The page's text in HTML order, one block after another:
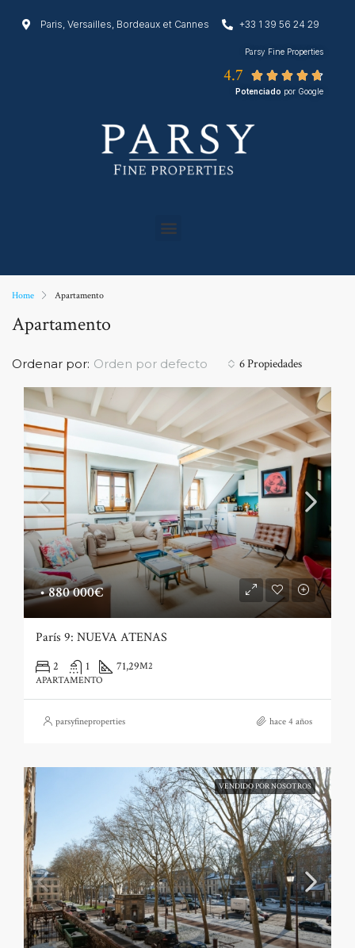
Paris, Versailles, Bordeaux et Cannes +33 1 39 56 24 29
Parsy Fine Properties
4.7     
Potenciado por Google
Home Apartamento
Apartamento
6 Propiedades
Ordenar por: Orden por defecto
•880 000€
París 9: NUEVA ATENAS
2 1 71,29M2
APARTAMENTO
parsyfineproperties hace 4 años
VENDIDO POR NOSOTROS